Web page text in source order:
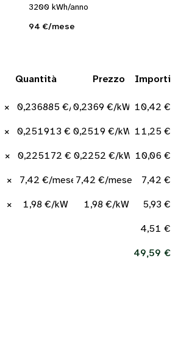
3200 kWh/anno
94 €/mese
Quantità Prezzo Importi
× 0,236885 €/kWh0,2369 €/kWh 10,42 €
× 0,251913 €/kWh0,2519 €/kWh11,25 €
× 0,225172 €/kWh0,2252 €/kWh10,06 €
× 7,42 €/mese 7,42 €/mese 7,42 €
× 1,98 €/kW 1,98 €/kW 5,93 €
4,51 €
49,59 €